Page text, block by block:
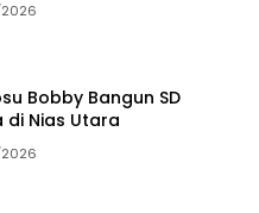
Bobby Bangun SD
di Nias Utara